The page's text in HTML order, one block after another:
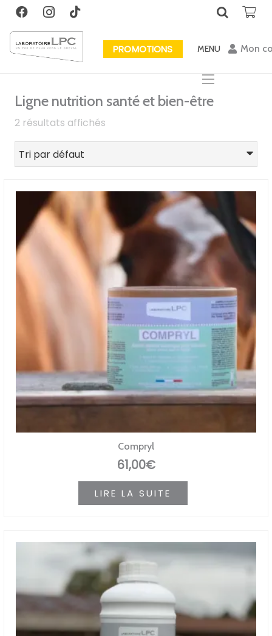
PROMOTIONS MENU Mon
Ligne nutrition santé et bien-être
2 résultats affichés
Compryl
61,00€
LIRE LA SUITE